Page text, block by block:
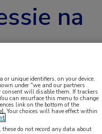
na
unique identifiers, on your device.
under "we and our partners
consent will disable them. If trackers
can resurface this menu to change
link on the bottom of the
Your choices will have effect within
do not record any data about